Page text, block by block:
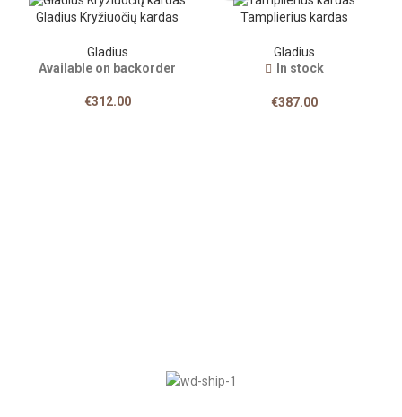
Gladius Kryžiuočių kardas
Gladius
Available on backorder
€312.00
Tamplierius kardas
Gladius
In stock
€387.00